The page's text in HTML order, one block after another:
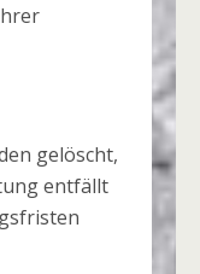
gelöscht,
entfällt